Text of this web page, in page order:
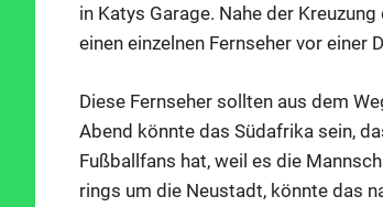
in Katys Garage. Nahe der
einen einzelnen Fernseher vor einer
Diese Fernseher sollten aus dem
Abend könnte das Südafrika sein,
Fußballfans hat, weil es die
rings um die Neustadt, könnte das